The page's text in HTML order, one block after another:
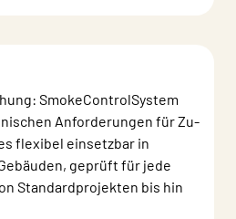
SmokeControlSystem
Anforderungen für Zu-
flexibel einsetzbar in
geprüft für jede
Standardprojekten bis hin